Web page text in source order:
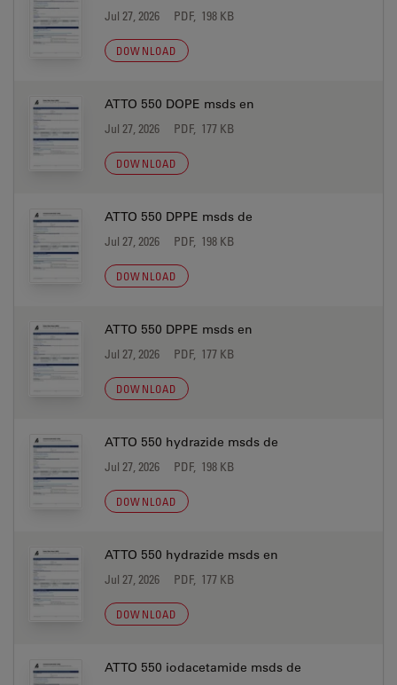
Jul 27, 2026 PDF, 198 KB
DOWNLOAD
ATTO 550 DOPE msds en
Jul 27, 2026 PDF, 177 KB
DOWNLOAD
ATTO 550 DPPE msds de
Jul 27, 2026 PDF, 198 KB
DOWNLOAD
ATTO 550 DPPE msds en
Jul 27, 2026 PDF, 177 KB
DOWNLOAD
ATTO 550 hydrazide msds de
Jul 27, 2026 PDF, 198 KB
DOWNLOAD
ATTO 550 hydrazide msds en
Jul 27, 2026 PDF, 177 KB
DOWNLOAD
ATTO 550 iodacetamide msds de